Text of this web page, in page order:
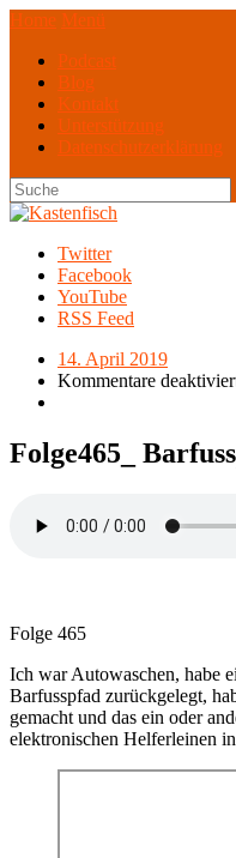
Home Menü
Podcast
Blog
Kontakt
Unterstützung
Datenschutzerklärung
Twitter
Facebook
YouTube
RSS Feed
14. April 2019
Kommentare
Folge465_
Folge 465
Ich war Autowaschen, habe
Barfusspfad zurückgelegt,
gemacht und das ein oder
elektronischen Helferleinen